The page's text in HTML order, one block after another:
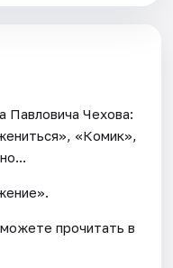
Павловича Чехова:
«Комик»,
прочитать в